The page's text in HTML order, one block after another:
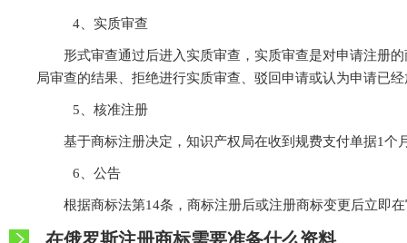
4、实质审查
形式审查通过后进入实质审查，实质审查是对申请注册
局审查的结果、拒绝进行实质审查、驳回申请或认为申请已
5、核准注册
基于商标注册决定，知识产权局在收到规费支付单据1
6、公告
根据商标法第14条，商标注册后或注册商标变更后立即